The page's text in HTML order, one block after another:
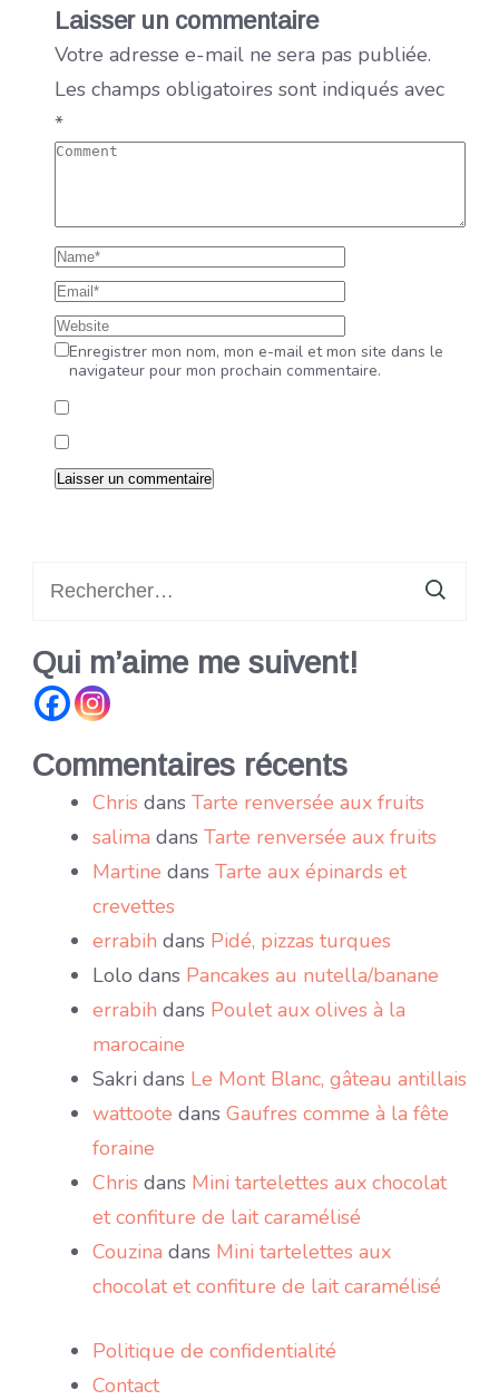
Laisser un commentaire
Votre adresse e-mail ne sera pas publiée.
Les champs obligatoires sont indiqués avec
*
Enregistrer mon nom, mon e-mail et mon site dans le
navigateur pour mon prochain commentaire.
Qui m’aime me suivent!
Commentaires récents
Chris dans Tarte renversée aux fruits
salima dans Tarte renversée aux fruits
Martine dans Tarte aux épinards et
crevettes
errabih dans Pidé, pizzas turques
Lolo dans Pancakes au nutella/banane
errabih dans Poulet aux olives à la
marocaine
Sakri dans Le Mont Blanc, gâteau antillais
wattoote dans Gaufres comme à la fête
foraine
Chris dans Mini tartelettes aux chocolat
et confiture de lait caramélisé
Couzina dans Mini tartelettes aux
chocolat et confiture de lait caramélisé
Politique de confidentialité
Contact